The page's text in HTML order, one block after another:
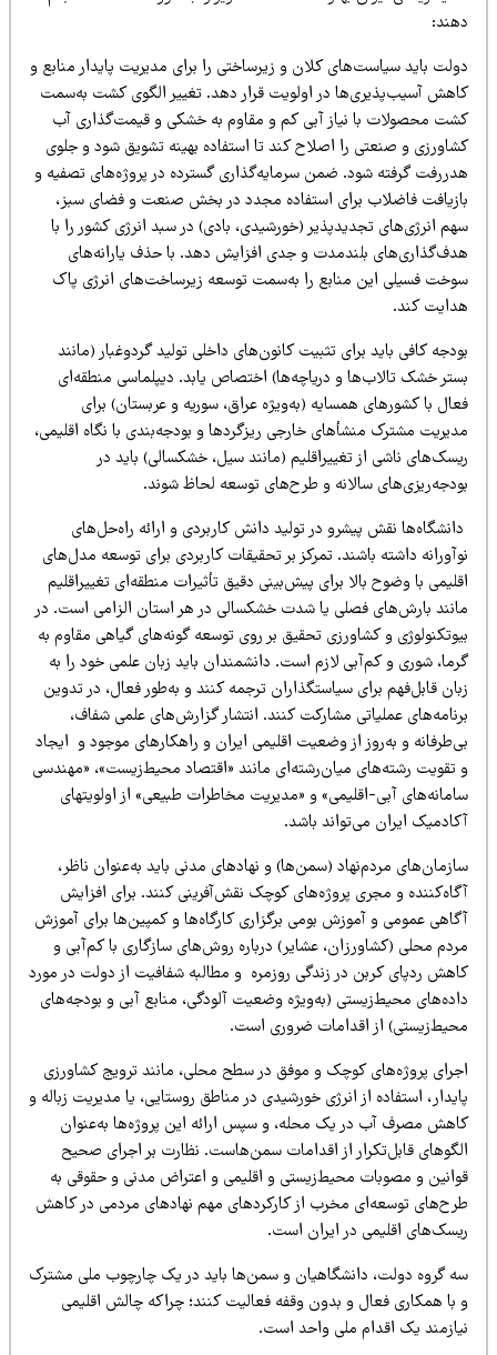
باید سیاست‌های کلان و زیرساختی را برای مدیریت پایدار منابع و
آسیب‌پذیری‌ها در اولویت قرار دهد. تغییر الگوی کشت به‌سمت
محصولات با نیاز آبی کم و مقاوم به خشکی و قیمت‌گذاری آب
و صنعتی را اصلاح کند تا استفاده بهینه تشویق شود و جلوی
گرفته شود. ضمن سرمایه‌گذاری گسترده در پروژه‌های تصفیه و
فاضلاب برای استفاده مجدد در بخش صنعت و فضای سبز،
انرژی‌های تجدیدپذیر (خورشیدی، بادی) در سبد انرژی کشور را با
بلندمدت و جدی افزایش دهد. با حذف یارانه‌های
فسیلی این منابع را به‌سمت توسعه زیرساخت‌های انرژی پاک
کند.
کافی باید برای تثبیت کانون‌های داخلی تولید گردوغبار (مانند
خشک تالاب‌ها و دریاچه‌ها) اختصاص یابد. دیپلماسی منطقه‌ای
با کشورهای همسایه (به‌ویژه عراق، سوریه و عربستان) برای
مشترک منشأهای خارجی ریزگردها و بودجه‌بندی با نگاه اقلیمی،
ناشی از تغییراقلیم (مانند سیل، خشکسالی) باید در
سالانه و طرح‌های توسعه لحاظ شوند.
نقش پیشرو در تولید دانش کاربردی و ارائه راه‌حل‌های
داشته باشند. تمرکز بر تحقیقات کاربردی برای توسعه مدل‌های
با وضوح بالا برای پیش‌بینی دقیق تأثیرات منطقه‌ای تغییراقلیم
بارش‌های فصلی یا شدت خشکسالی در هر استان الزامی است. در
و کشاورزی تحقیق بر روی توسعه گونه‌های گیاهی مقاوم به
شوری و کم‌آبی لازم است. دانشمندان باید زبان علمی خود را به
قابل‌فهم برای سیاستگذاران ترجمه کنند و به‌طور فعال، در تدوین
عملیاتی مشارکت کنند. انتشار گزارش‌های علمی شفاف،
و به‌روز از وضعیت اقلیمی ایران و راهکارهای موجود و ایجاد
تقویت رشته‌های میان‌رشته‌ای مانند «اقتصاد محیط‌زیست»، «مهندسی
آبی-اقلیمی» و «مدیریت مخاطرات طبیعی» از اولویتهای
ایران می‌تواند باشد.
مردم‌نهاد (سمن‌ها) و نهادهای مدنی باید به‌عنوان ناظر،
و مجری پروژه‌های کوچک نقش‌آفرینی کنند. برای افزایش
عمومی و آموزش بومی برگزاری کارگاه‌ها و کمپین‌ها برای آموزش
محلی (کشاورزان، عشایر) درباره روش‌های سازگاری با کم‌آبی و
ردپای کربن در زندگی روزمره و مطالبه شفافیت از دولت در مورد
محیط‌زیستی (به‌ویژه وضعیت آلودگی، منابع آبی و بودجه‌های
از اقدامات ضروری است.
پروژه‌های کوچک و موفق در سطح محلی، مانند ترویج کشاورزی
استفاده از انرژی خورشیدی در مناطق روستایی، یا مدیریت زباله و
مصرف آب در یک محله، و سپس ارائه این پروژه‌ها به‌عنوان
قابل‌تکرار از اقدامات سمن‌هاست. نظارت بر اجرای صحیح
و مصوبات محیط‌زیستی و اقلیمی و اعتراض مدنی و حقوقی به
توسعه‌ای مخرب از کارکردهای مهم نهادهای مردمی در کاهش
اقلیمی در ایران است.
گروه دولت، دانشگاهیان و سمن‌ها باید در یک چارچوب ملی مشترک
با همکاری فعال و بدون وقفه فعالیت کنند؛ چراکه چالش اقلیمی
یک اقدام ملی واحد است.